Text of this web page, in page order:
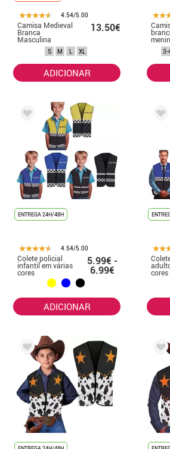
4.54/5.00
Camisa Medieval
Branca
Masculina
13.50€
S M L XL
ADICIONAR
3-
ENTREGA 24H/48H
4.54/5.00
Colete policial
infantil em várias
cores
5.99€ -
6.99€
ADICIONAR
cores